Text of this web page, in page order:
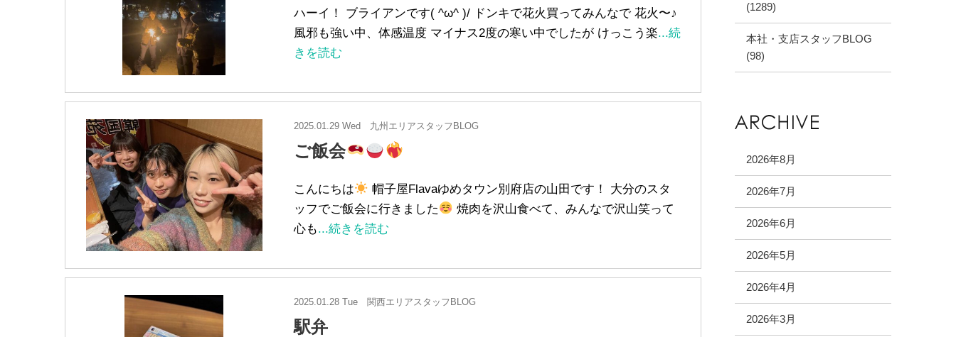
ハーイ！ ブライアンです( ^ω^ )/ ドンキで花火買ってみんなで 花火〜♪
風邪も強い中、体感温度 マイナス2度の寒い中でしたが けっこう楽...続
きを読む
2025.01.29 Wed 九州エリアスタッフBLOG
ご飯会
こんにちは
帽子屋Flavaゆめタウン別府店の山田です！ 大分のスタ
ッフでご飯会に行きました
焼肉を沢山食べて、みんなで沢山笑って
心も...続きを読む
2025.01.28 Tue 関西エリアスタッフBLOG
駅弁
(1289)
本社・支店スタッフBLOG
(98)
2026年8月
2026年7月
2026年6月
2026年5月
2026年4月
2026年3月